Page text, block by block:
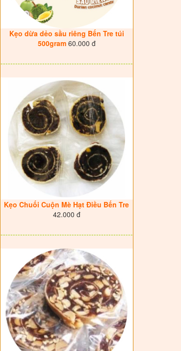
Kẹo dừa dẻo sầu riêng Bến Tre túi
500gram60.000 đ
------------------------------------------------------
Kẹo Chuối Cuộn Mè Hạt Điều Bến Tre
42.000 đ
------------------------------------------------------